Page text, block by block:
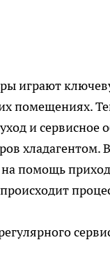
играют
помещениях.
и сервисное
хладагентом.
на помощь